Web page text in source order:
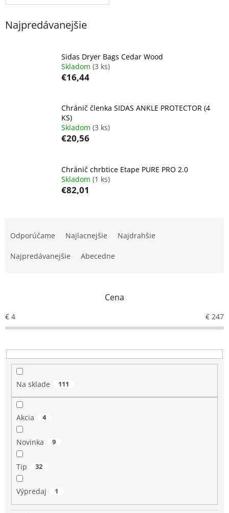
Najpredávanejšie
Sidas Dryer Bags Cedar Wood
Skladom (3 ks)
€16,44
Chránič členka SIDAS ANKLE PROTECTOR (4
KS)
Skladom (3 ks)
€20,56
Chránič chrbtice Etape PURE PRO 2.0
Skladom (1 ks)
€82,01
r
o
u
k
Odporúčame Najlacnejšie Najdrahšie
Najpredávanejšie Abecedne
Cena
€ 4 € 247
Na sklade 111
Akcia 4
Novinka 9
Tip 32
Výpredaj 1